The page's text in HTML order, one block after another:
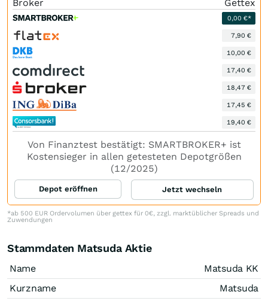
Broker Gettex
0,00 €*
7,90 €
10,00 €
17,40 €
18,47 €
17,45 €
19,40 €
Von Finanztest bestätigt: SMARTBROKER+ ist
Kostensieger in allen getesteten Depotgrößen
(12/2025)
Depot eröffnen Jetzt wechseln
*ab 500 EUR Ordervolumen über gettex für 0€, zzgl. marktüblicher Spreads und
Zuwendungen
Stammdaten Matsuda Aktie
Name
Matsuda KK
Kurzname
Matsuda